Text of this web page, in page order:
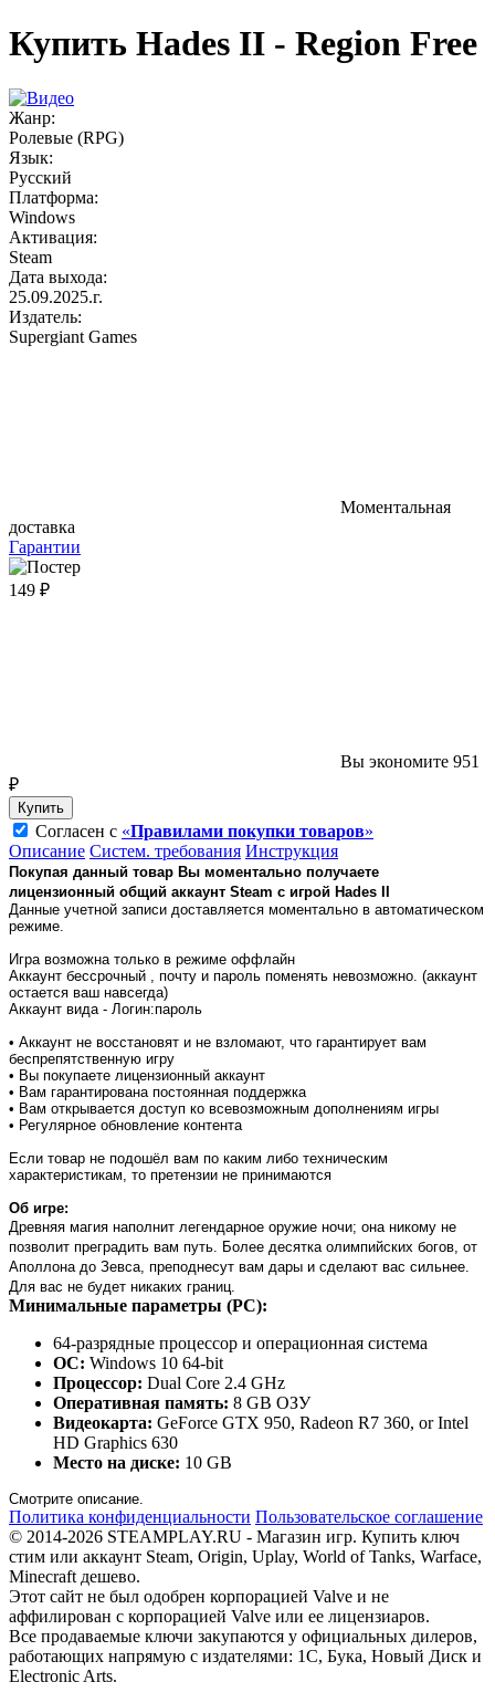
Купить Hades II - Region Free
Жанр:
Ролевые (RPG)
Язык:
Русский
Платформа:
Windows
Активация:
Steam
Дата выхода:
25.09.2025.г.
Издатель:
Supergiant Games
Моментальная
доставка
Гарантии
149 ₽
Вы экономите 951
₽
Купить
Согласен с «Правилами покупки товаров»
Описание Систем. требования Инструкция
Покупая данный товар Вы моментально получаете
лицензионный общий аккаунт Steam с игрой Hades II
Данные учетной записи доставляется моментально в автоматическом
режиме.
Игра возможна только в режиме оффлайн
Аккаунт бессрочный , почту и пароль поменять невозможно. (аккаунт
остается ваш навсегда)
Аккаунт вида - Логин:пароль
• Аккаунт не восстановят и не взломают, что гарантирует вам
беспрепятственную игру
• Вы покупаете лицензионный аккаунт
• Вам гарантирована постоянная поддержка
• Вам открывается доступ ко всевозможным дополнениям игры
• Регулярное обновление контента
Если товар не подошёл вам по каким либо техническим
характеристикам, то претензии не принимаются
Об игре:
Древняя магия наполнит легендарное оружие ночи; она никому не
позволит преградить вам путь. Более десятка олимпийских богов, от
Аполлона до Зевса, преподнесут вам дары и сделают вас сильнее.
Для вас не будет никаких границ.
Минимальные параметры (PC):
64-разрядные процессор и операционная система
ОС: Windows 10 64-bit
Процессор: Dual Core 2.4 GHz
Оперативная память: 8 GB ОЗУ
Видеокарта: GeForce GTX 950, Radeon R7 360, or Intel
HD Graphics 630
Место на диске: 10 GB
Смотрите описание.
Политика конфиденциальности Пользовательское соглашение
© 2014-2026 STEAMPLAY.RU - Магазин игр. Купить ключ
стим или аккаунт Steam, Origin, Uplay, World of Tanks, Warface,
Minecraft дешево.
Этот сайт не был одобрен корпорацией Valve и не
аффилирован с корпорацией Valve или ее лицензиаров.
Все продаваемые ключи закупаются у официальных дилеров,
работающих напрямую с издателями: 1С, Бука, Новый Диск и
Electronic Arts.